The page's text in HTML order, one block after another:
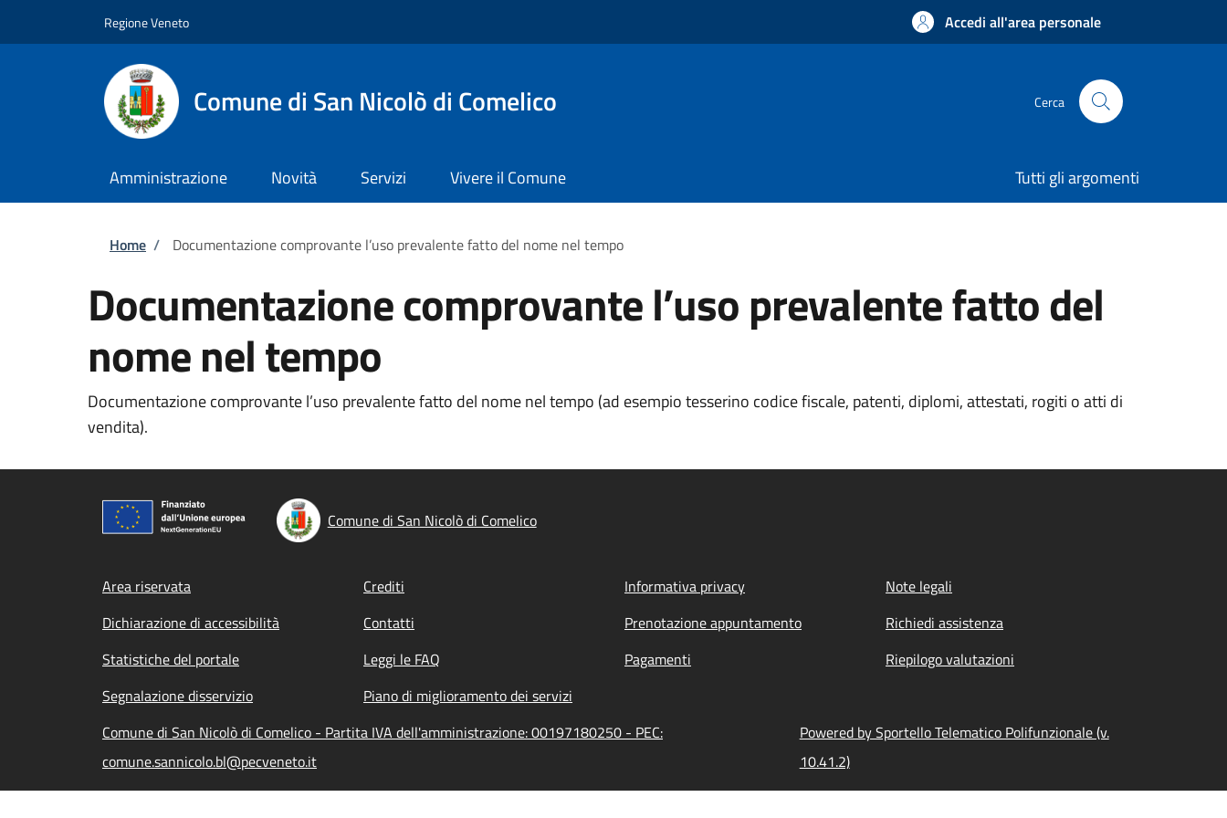
Regione Veneto Accedi all'area personale
Comune di San Nicolò di Comelico Cerca
Amministrazione Novità Servizi Vivere il Comune Tutti gli argomenti
Briciole di pane
Home / Documentazione comprovante l’uso prevalente fatto del nome nel tempo
Documentazione comprovante l’uso prevalente fatto del
nome nel tempo
Documentazione comprovante l’uso prevalente fatto del nome nel tempo (ad esempio tesserino codice fiscale, patenti, diplomi, attestati, rogiti o atti di
vendita).
Comune di San Nicolò di Comelico
Footer menu
Area riservata Crediti Informativa privacy
Note legali
Dichiarazione di accessibilità
Contatti Prenotazione appuntamento
Richiedi assistenza
Statistiche del portale
Leggi le FAQ Pagamenti
Riepilogo valutazioni
Segnalazione disservizio
Piano di miglioramento dei servizi
Comune di San Nicolò di Comelico - Partita IVA dell'amministrazione: 00197180250 - PEC:
comune.sannicolo.bl@pecveneto.it
Powered by Sportello Telematico Polifunzionale (v.
10.41.2)